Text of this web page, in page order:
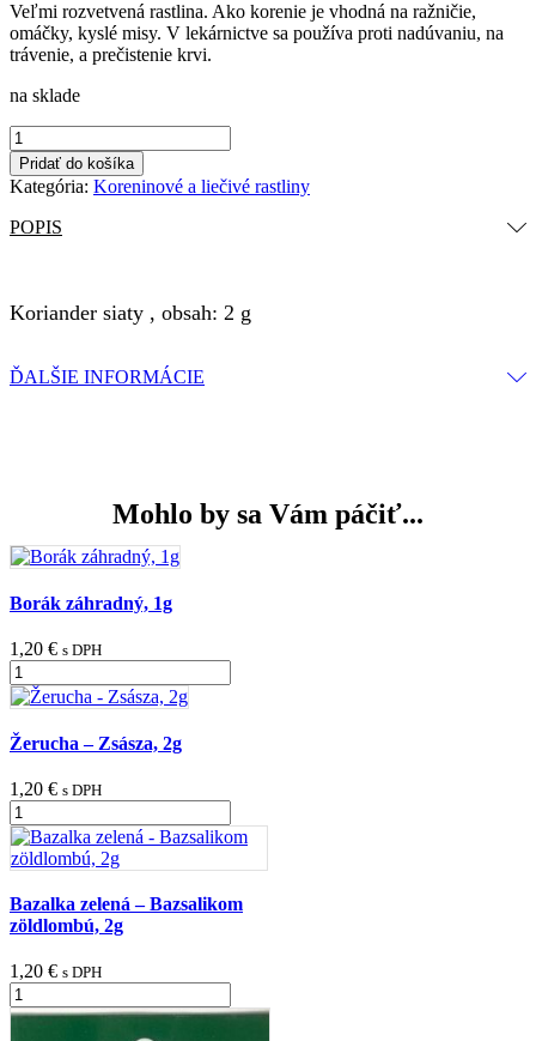
Veľmi rozvetvená rastlina. Ako korenie je vhodná na ražničie,
omáčky, kyslé misy. V lekárnictve sa používa proti nadúvaniu, na
trávenie, a prečistenie krvi.
na sklade
množstvo
Koriander
siaty,
2g
Pridať do košíka
Kategória: Koreninové a liečivé rastliny
POPIS
Koriander siaty , obsah: 2 g
ĎALŠIE INFORMÁCIE
Mohlo by sa Vám páčiť...
Borák záhradný, 1g
1,20 € s DPH
množstvo
Borák
záhradný,
1g
Žerucha – Zsásza, 2g
1,20 € s DPH
množstvo
Žerucha
-
Zsásza,
2g
Bazalka zelená – Bazsalikom
zöldlombú, 2g
1,20 € s DPH
množstvo
Bazalka